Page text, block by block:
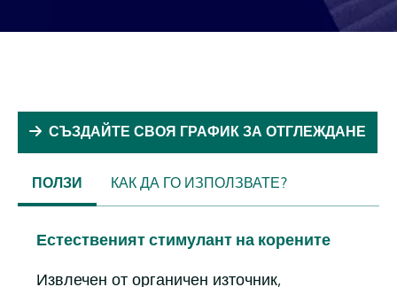
ПОЛЗИ
(ACTIVE
КАК ДА ГО ИЗПОЛЗВАТЕ?
СЪЗДАЙТЕ СВОЯ ГРАФИК ЗА ОТГЛЕЖДАНЕ
Естественият стимулант на корените
Извлечен от органичен източник,